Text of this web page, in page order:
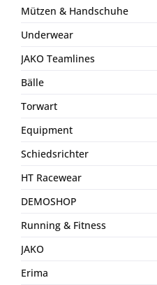
Mützen & Handschuhe
Underwear
JAKO Teamlines
Bälle
Torwart
Equipment
Schiedsrichter
HT Racewear
DEMOSHOP
Running & Fitness
JAKO
Erima